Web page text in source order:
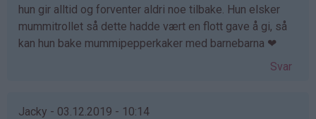
hun gir alltid og forventer aldri noe tilbake. Hun elsker
mummitrollet så dette hadde vært en flott gave å gi, så
kan hun bake mummipepperkaker med barnebarna ❤
Svar
Jacky - 03.12.2019 - 10:14